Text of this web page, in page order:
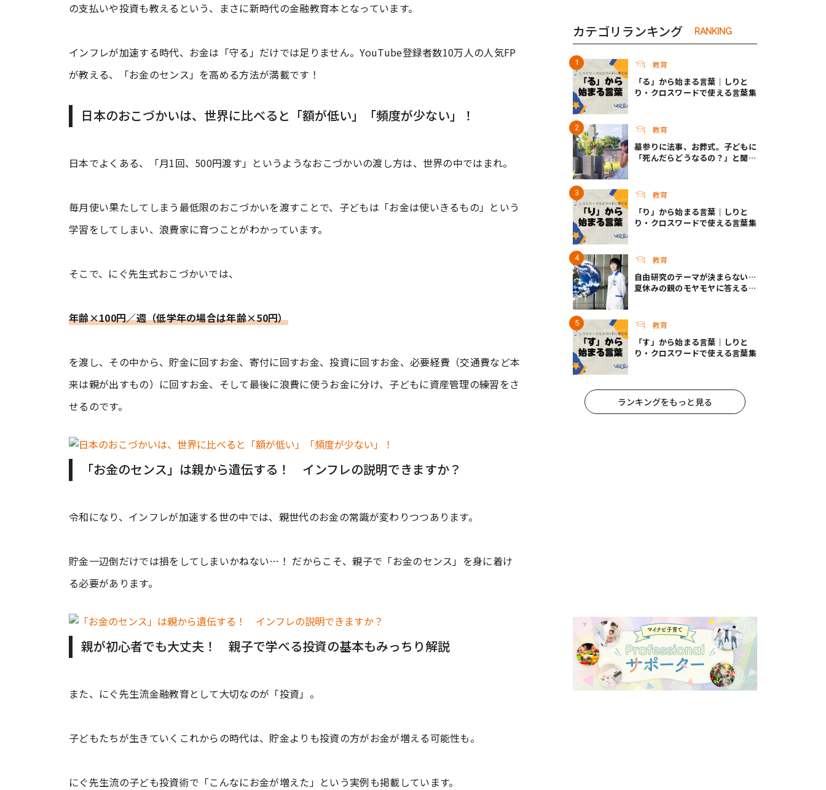
の支払いや投資も教えるという、まさに新時代の金融教育本となっています。
インフレが加速する時代、お金は「守る」だけでは足りません。YouTube登録者数10万人の人気FP
が教える、「お金のセンス」を高める方法が満載です！
日本のおこづかいは、世界に比べると「額が低い」「頻度が少ない」！
日本でよくある、「月1回、500円渡す」というようなおこづかいの渡し方は、世界の中ではまれ。
毎月使い果たしてしまう最低限のおこづかいを渡すことで、子どもは「お金は使いきるもの」という
学習をしてしまい、浪費家に育つことがわかっています。
そこで、にぐ先生式おこづかいでは、
年齢×100円／週（低学年の場合は年齢×50円）
を渡し、その中から、貯金に回すお金、寄付に回すお金、投資に回すお金、必要経費（交通費など本
来は親が出すもの）に回すお金、そして最後に浪費に使うお金に分け、子どもに資産管理の練習をさ
せるのです。
「お金のセンス」は親から遺伝する！ インフレの説明できますか？
令和になり、インフレが加速する世の中では、親世代のお金の常識が変わりつつあります。
貯金一辺倒だけでは損をしてしまいかねない…！ だからこそ、親子で「お金のセンス」を身に着け
る必要があります。
親が初心者でも大丈夫！ 親子で学べる投資の基本もみっちり解説
また、にぐ先生流金融教育として大切なのが「投資」。
子どもたちが生きていくこれからの時代は、貯金よりも投資の方がお金が増える可能性も。
にぐ先生流の子ども投資術で「こんなにお金が増えた」という実例も掲載しています。
カテゴリランキング RANKING
教育
「る」から始まる言葉｜しりと
り・クロスワードで使える言葉集
教育
墓参りに法事、お葬式。子どもに
「死んだらどうなるの？」と聞か
教育
「り」から始まる言葉｜しりと
り・クロスワードで使える言葉集
教育
自由研究のテーマが決まらない…
夏休みの親のモヤモヤに答える！
教育
「す」から始まる言葉｜しりと
り・クロスワードで使える言葉集
ランキングをもっと見る